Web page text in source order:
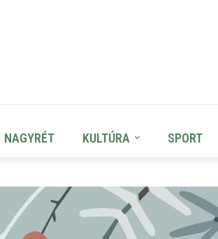
NAGYRÉT KULTÚRA SPORT